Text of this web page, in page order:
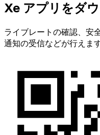
Xe アプリをダ
ライブレートの確認、安
通知の受信などが行えます